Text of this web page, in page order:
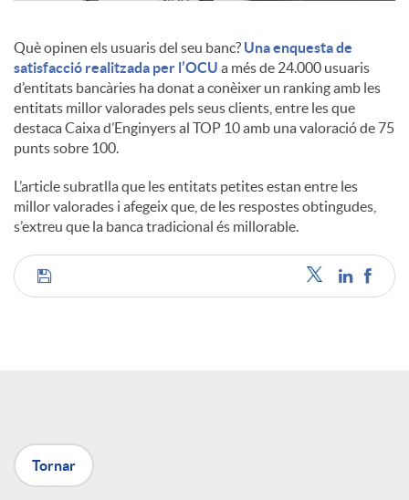
c
o
n
t
i
u
Què opinen els usuaris del seu banc? Una enquesta de
satisfacció realitzada per l’OCU a més de 24.000 usuaris
d’entitats bancàries ha donat a conèixer un ranking amb les
entitats millor valorades pels seus clients, entre les que
destaca Caixa d’Enginyers al TOP 10 amb una valoració de 75
punts sobre 100.
L’article subratlla que les entitats petites estan entre les
millor valorades i afegeix que, de les respostes obtingudes,
s’extreu que la banca tradicional és millorable.
C
pTornar